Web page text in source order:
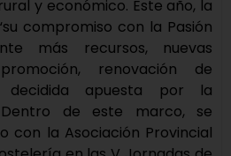
y económico. Este año, la
compromiso con la Pasión
más recursos, nuevas
renovación de
apuesta por la
Dentro de este marco, se
con la Asociación Provincial